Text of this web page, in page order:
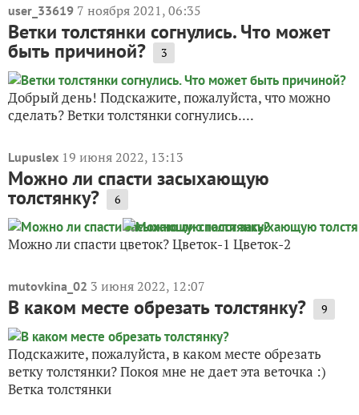
user_33619 7 ноября 2021, 06:35
Ветки толстянки согнулись. Что может
быть причиной? 3
Добрый день! Подскажите, пожалуйста, что можно
сделать? Ветки толстянки согнулись....
Lupuslex 19 июня 2022, 13:13
Можно ли спасти засыхающую
толстянку? 6
Можно ли спасти цветок? Цветок-1 Цветок-2
mutovkina_02 3 июня 2022, 12:07
В каком месте обрезать толстянку? 9
Подскажите, пожалуйста, в каком месте обрезать
ветку толстянки? Покоя мне не дает эта веточка :)
Ветка толстянки